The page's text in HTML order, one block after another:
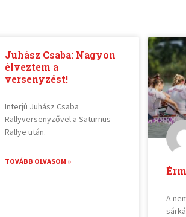
Juhász Csaba: Nagyon
élveztem a
versenyzést!
Interjú Juhász Csaba
Rallyversenyzővel a Saturnus
Rallye után.
TOVÁBB OLVASOM »
A